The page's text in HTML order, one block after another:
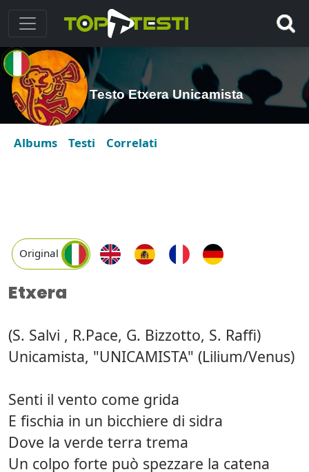
Testo Etxera Unicamista
Albums Testi Correlati
Original
Etxera
(S. Salvi , R.Pace, G. Bizzotto, S. Raffi)
Unicamista, "UNICAMISTA" (Lilium/Venus)
Senti il vento come grida
E fischia in un bicchiere di sidra
Dove la verde terra trema
Un colpo forte può spezzare la catena